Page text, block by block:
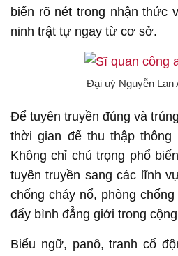
biến rõ nét trong nhận thức
ninh trật tự ngay từ cơ sở.
Đại uý Nguyễn Lan
Để tuyên truyền đúng và
thời gian để thu thập
Không chỉ chú trọng phổ
tuyên truyền sang các lĩnh
chống cháy nổ, phòng
đẩy bình đẳng giới trong
Biểu ngữ, panô, tranh cổ